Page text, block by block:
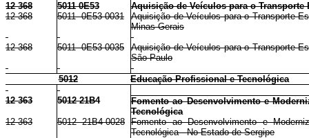
12 368
5011 0E53
Aquisição de Veículos para o
12 368
5011 0E53 0031
Aquisição de Veículos para o Transporte
Minas Gerais
12 368
5011 0E53 0035
Aquisição de Veículos para o Transporte
São Paulo
5012 Educação Profissional e Tecnológica
12 363 5012 21B4
Fomento ao Desenvolvimento e
Tecnológica
12 363
5012 21B4 0028 Fomento ao Desenvolvimento e
Tecnológica - No Estado de Sergipe